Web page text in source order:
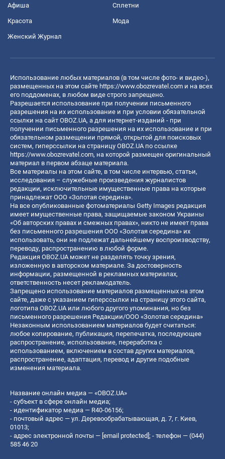
Афиша Сплетни
Красота Мода
Женский Журнал
Использование любых материалов (в том числе фото- и видео-),
размещенных на этом сайте https://www.obozrevatel.com и на всех
его поддоменах, в любом виде строго запрещено.
Разрешается использование при получении письменного
разрешения на их использование и при условии обязательной
ссылки на сайт OBOZ.UA, а для интернет-изданий - при
получении письменного разрешения на их использование и при
обязательном размещении прямой, открытой для поисковых
систем, гиперссылки на страницу OBOZ.UA по ссылке
https://www.obozrevatel.com, на которой размещен оригинальный
материал в первом абзаце материала.
Все материалы на этом сайте, в том числе интервью, статьи,
исследования – служебные произведения журналистов
редакции, исключительные имущественные права на которые
принадлежат ООО «Золотая середина».
На все опубликованные фотоматериалы Getty Images редакция
имеет имущественные права, защищаемые законом Украины
«Об авторских правах и смежных правах», никто не имеет права
без письменного разрешения ООО «Золотая середина» их
использовать, они не подлежат дальнейшему воспроизводству,
переводу, распространению в любой форме.
Редакция OBOZ.UA может не разделять точку зрения,
изложенную в авторском материале. За достоверность
информации, размещенной в рекламных материалах,
ответственность несет рекламодатель.
Запрещено использование материалов размещенных на этом
сайте, даже с указанием гиперссылки на страницу этого сайта,
логотипа OBOZ.UA или любого другого упоминания, но без
письменного разрешения Редакции/ООО «Золотая середина»
Незаконным использованием материалов будет считаться:
любое копирование, публикация, перепечатка, последующее
распространение, использование, переработка с
использованием, включением в состав других материалов,
распространение, адаптация, перевод и другие подобные
изменения материала.
Название онлайн медиа — «OBOZ.UA»
- субъект в сфере онлайн медиа;
- идентификатор медиа — R40-06156;
- почтовый адрес — ул. Деревообрабатывающая, д. 7, г. Киев,
01013;
- адрес электронной почты — [email protected]; - телефон — (044)
585 46 20